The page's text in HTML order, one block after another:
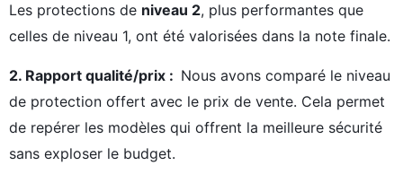
Les protections de niveau 2, plus performantes que
celles de niveau 1, ont été valorisées dans la note finale.
2. Rapport qualité/prix : Nous avons comparé le niveau
de protection offert avec le prix de vente. Cela permet
de repérer les modèles qui offrent la meilleure sécurité
sans exploser le budget.